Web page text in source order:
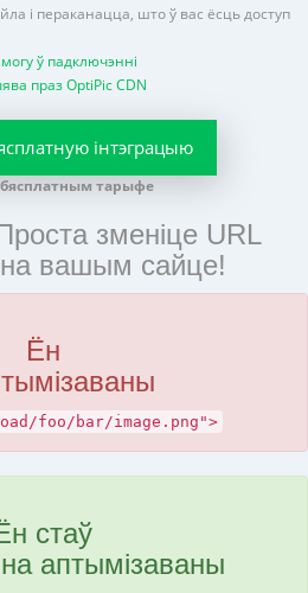
і пераканацца, што ў вас ёсць доступ
ў падключэнні
праз OptiPic CDN
інтэграцыю
бясплатным тарыфе
зменіце URL
вашым сайце!
Ён
foo/bar/image.png">
стаў
аптымізаваны